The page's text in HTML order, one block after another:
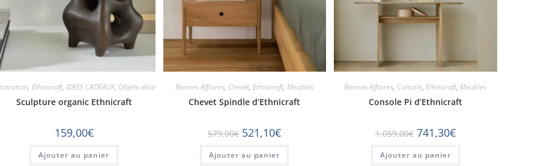
, Ethnicraft, IDEES CADEAUX, Objets déco
Sculpture organic Ethnicraft
159,00€
Ajouter au panier
Bonnes Affaires, Chevet,Ethnicraft,Meubles
Chevet Spindle d’Ethnicraft
579,00€ 521,10€
Ajouter au panier
Bonnes Affaires, Console,Ethnicraft,Meubles
Console Pi d’Ethnicraft
1.059,00€ 741,30€
Ajouter au panier